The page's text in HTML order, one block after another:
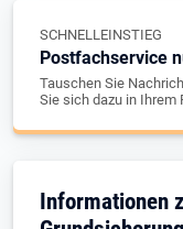
SCHNELLEINSTIEG
Postfachservice
Tauschen Sie
Sie sich dazu in Ihrem
Informationen